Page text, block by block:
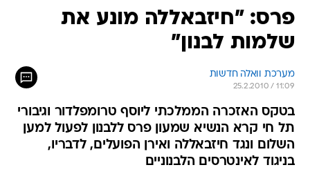
פרס: "חיזבאללה מונע את
שלמות לבנון"
מערכת וואלה חדשות
25.2.2010 / 11:09
בטקס האזכרה הממלכתי ליוסף טרומפלדור וגיבורי
תל חי קרא הנשיא שמעון פרס ללבנון לפעול למען
השלום ונגד חיזבאללה ואירן הפועלים, לדבריו,
בניגוד לאינטרסים הלבנוניים